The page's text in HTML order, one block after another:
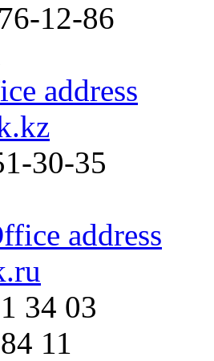
12-86
address
30-35
address
34 03
11